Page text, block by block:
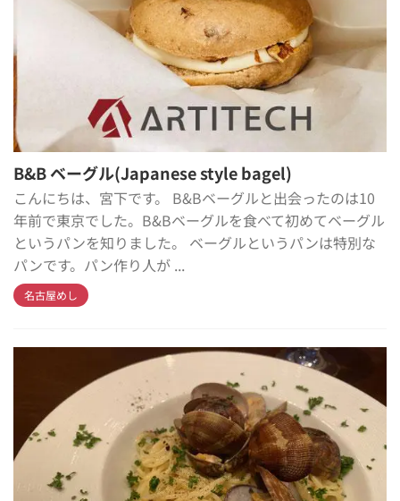
B&B ベーグル(Japanese style bagel)
こんにちは、宮下です。 B&Bベーグルと出会ったのは10
年前で東京でした。B&Bベーグルを食べて初めてベーグル
というパンを知りました。 ベーグルというパンは特別な
パンです。パン作り人が ...
名古屋めし